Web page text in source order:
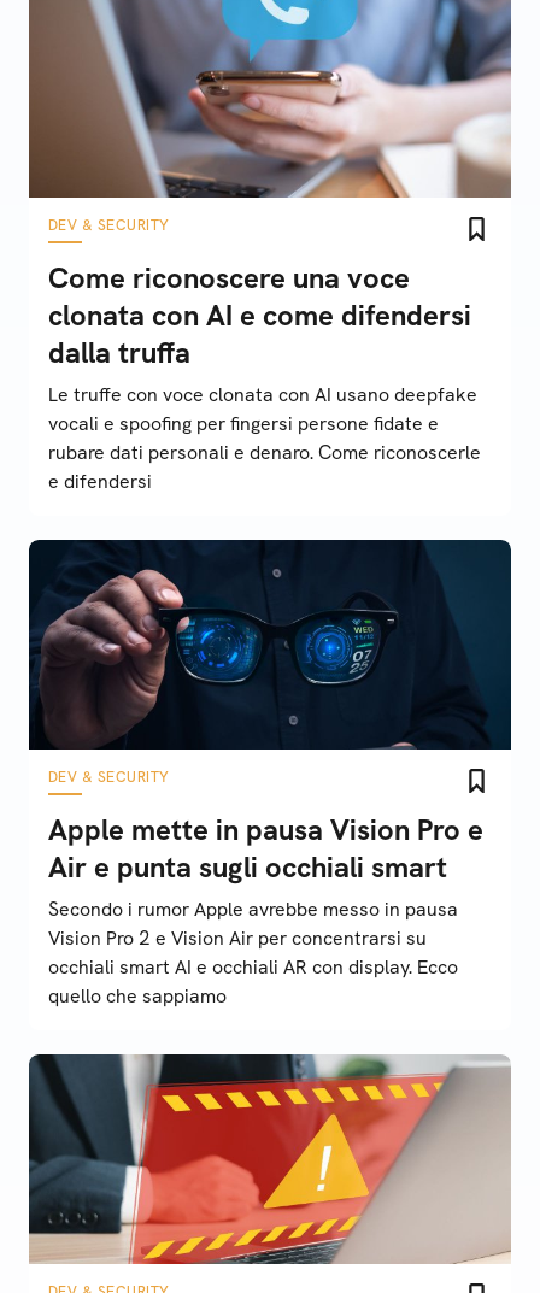
DEV & SECURITY
Come riconoscere una voce
clonata con AI e come difendersi
dalla truffa
Le truffe con voce clonata con AI usano deepfake
vocali e spoofing per fingersi persone fidate e
rubare dati personali e denaro. Come riconoscerle
e difendersi
DEV & SECURITY
Apple mette in pausa Vision Pro e
Air e punta sugli occhiali smart
Secondo i rumor Apple avrebbe messo in pausa
Vision Pro 2 e Vision Air per concentrarsi su
occhiali smart AI e occhiali AR con display. Ecco
quello che sappiamo